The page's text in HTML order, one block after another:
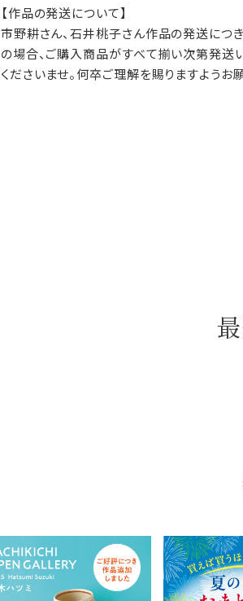
【作品の発送について】
市野耕さん、石井桃子さん作品の発送につ
の場合、ご購入商品がすべて揃い次第発送
くださいませ。何卒ご理解を賜りますようお